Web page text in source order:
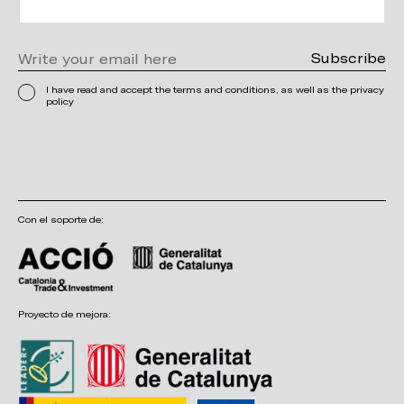
I have read and accept the terms and conditions, as well as the privacy
policy
Con el soporte de:
Proyecto de mejora: